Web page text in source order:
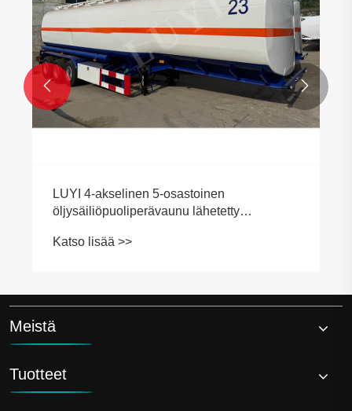
LUYI 4-akselinen 5-osastoinen
öljysäiliöpuoliperävaunu lähetetty
Katso lisää >>
 
Meistä
Tuotteet